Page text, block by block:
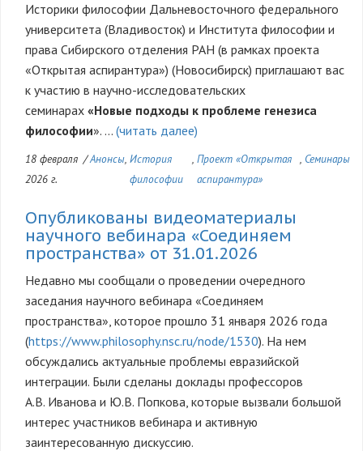
Историки философии Дальневосточного федерального
университета (Владивосток) и Института философии и
права Сибирского отделения РАН (в рамках проекта
«Открытая аспирантура») (Новосибирск) приглашают вас
к участию в научно-исследовательских
семинарах «Новые подходы к проблеме генезиса
философии». ... (читать далее)
18 февраля
2026 г.
/Анонсы,История
философии
,Проект «Открытая
аспирантура»
, Семинары
Опубликованы видеоматериалы
научного вебинара «Соединяем
пространства» от 31.01.2026
Недавно мы сообщали о проведении очередного
заседания научного вебинара «Соединяем
пространства», которое прошло 31 января 2026 года
(https://www.philosophy.nsc.ru/node/1530). На нем
обсуждались актуальные проблемы евразийской
интеграции. Были сделаны доклады профессоров
А.В. Иванова и Ю.В. Попкова, которые вызвали большой
интерес участников вебинара и активную
заинтересованную дискуссию.